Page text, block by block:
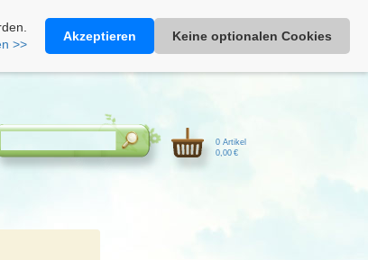
Heimathonig auf Facebook|Kunden-Login|Warenkorb
>>
Akzeptieren Keine optionalen Cookies
0 Artikel
0,00 €